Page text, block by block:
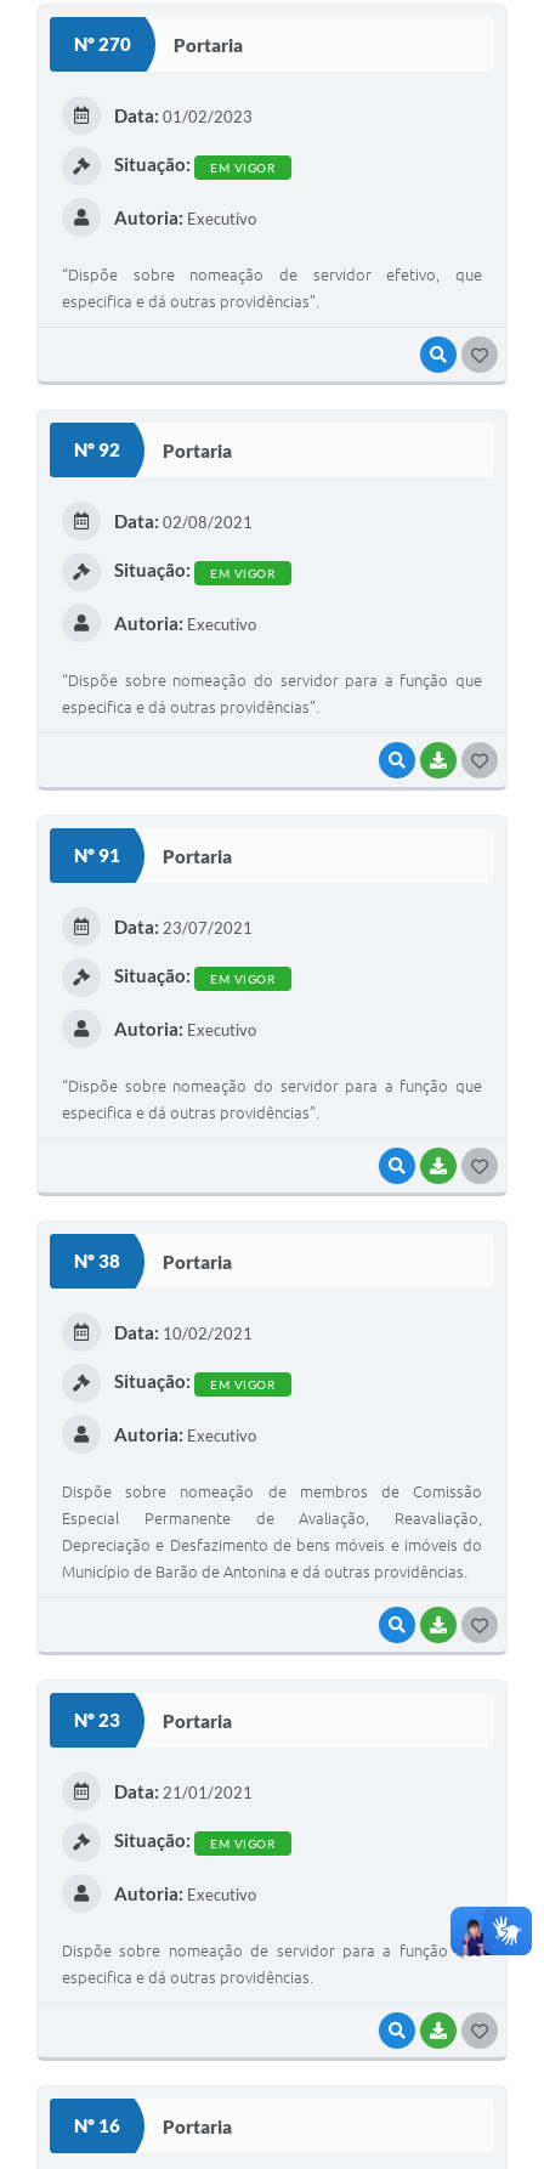
Nº 270 Portaria
VISUALIZAR
Data: 01/02/2023
Situação: EM VIGOR
Autoria: Executivo
“Dispõe sobre nomeação de servidor efetivo, que
especifica e dá outras providências”.
Nº 92 Portaria
VISUALIZAR
BAIXAR
Data: 02/08/2021
Situação: EM VIGOR
Autoria: Executivo
“Dispõe sobre nomeação do servidor para a função que
especifica e dá outras providências”.
Nº 91 Portaria
VISUALIZAR
BAIXAR
Data: 23/07/2021
Situação: EM VIGOR
Autoria: Executivo
“Dispõe sobre nomeação do servidor para a função que
especifica e dá outras providências”.
Nº 38 Portaria
VISUALIZAR
BAIXAR
Data: 10/02/2021
Situação: EM VIGOR
Autoria: Executivo
Dispõe sobre nomeação de membros de Comissão
Especial Permanente de Avaliação, Reavaliação,
Depreciação e Desfazimento de bens móveis e imóveis do
Município de Barão de Antonina e dá outras providências.
Nº 23 Portaria
VISUALIZAR
BAIXAR
Data: 21/01/2021
Situação: EM VIGOR
Autoria: Executivo
Dispõe sobre nomeação de servidor para a função que
especifica e dá outras providências.
Nº 16 Portaria